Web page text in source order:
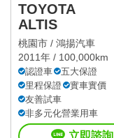
TOYOTA
ALTIS
桃園市 / 鴻揚汽車
2011年 / 100,000km
認證車
五大保證
里程保證
實車實價
友善試車
非多元化營業用車
立即諮詢